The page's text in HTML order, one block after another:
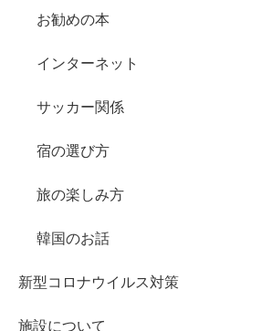
お勧めの本
インターネット
サッカー関係
宿の選び方
旅の楽しみ方
韓国のお話
新型コロナウイルス対策
施設について